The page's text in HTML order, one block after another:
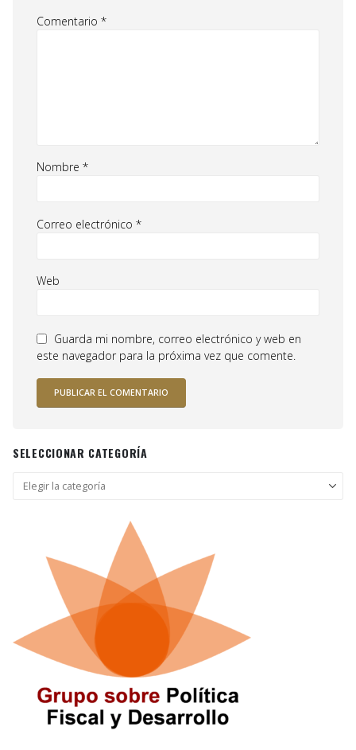
Comentario *
Nombre *
Correo electrónico *
Web
Guarda mi nombre, correo electrónico y web en
este navegador para la próxima vez que comente.
SELECCIONAR CATEGORÍA
Seleccionar
categoría